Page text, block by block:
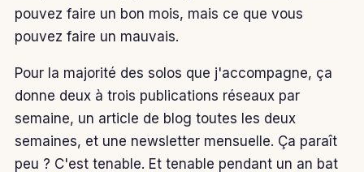
pouvez faire un bon mois, mais ce que vous
pouvez faire un mauvais.
Pour la majorité des solos que j'accompagne, ça
donne deux à trois publications réseaux par
semaine, un article de blog toutes les deux
semaines, et une newsletter mensuelle. Ça paraît
peu ? C'est tenable. Et tenable pendant un an bat